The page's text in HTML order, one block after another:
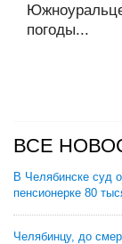
погоды...
ВСЕ
В Челябинске суд
пенсионерке 80
Челябинцу, до